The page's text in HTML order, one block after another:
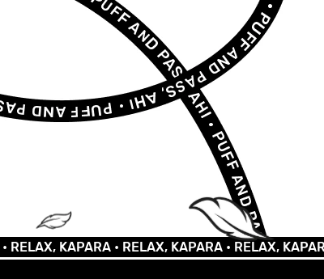
KAPARA •RELAX, KAPARA •RELAX, KAPARA •